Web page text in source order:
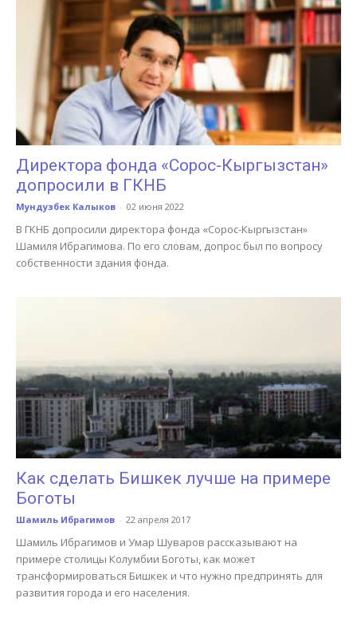
Директора фонда «Сорос-Кыргызстан»
допросили в ГКНБ
Мундузбек Калыков - 02 июня 2022
В ГКНБ допросили директора фонда «Сорос-Кыргызстан»
Шамиля Ибрагимова. По его словам, допрос был по вопросу
собственности здания фонда.
Как сделать Бишкек лучше на примере
Боготы
Шамиль Ибрагимов - 22 апреля 2017
Шамиль Ибрагимов и Умар Шуваров рассказывают на
примере столицы Колумбии Боготы, как может
трансформироваться Бишкек и что нужно предпринять для
развития города и его населения.